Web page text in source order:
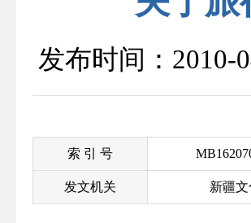
发布时间：
索 引 号
发文机关 新疆